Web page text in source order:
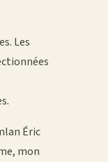
Les
Éric
mon